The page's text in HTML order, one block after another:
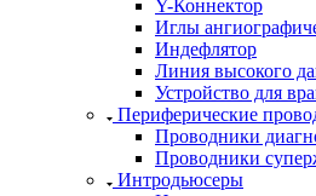
Y-Коннектор
Иглы
Индефлятор
Линия высокого
Устройство для
Периферические
Проводники
Проводники
Интродьюсеры